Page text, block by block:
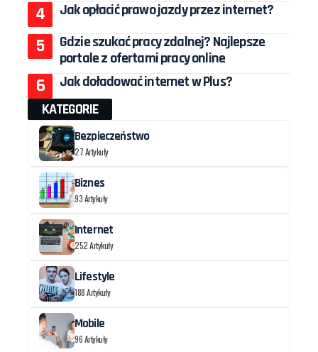
Jak opłacić prawo jazdy przez internet?
Gdzie szukać pracy zdalnej? Najlepsze
portale z ofertami pracy online
Jak doładować internet w Plus?
KATEGORIE
Bezpieczeństwo
27 Artykuły
Biznes
93 Artykuły
Internet
252 Artykuły
Lifestyle
188 Artykuły
Mobile
96 Artykuły